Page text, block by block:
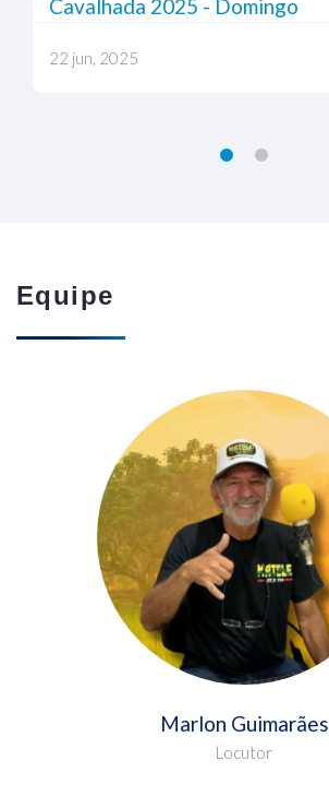
Cavalhada 2025 - Domingo
22 jun, 2025
Equipe
Marlon Guimarães
Locutor